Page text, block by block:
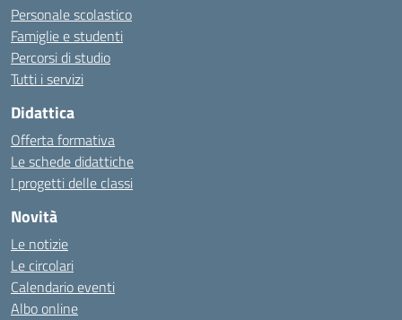
Personale scolastico
Famiglie e studenti
Percorsi di studio
Tutti i servizi
Didattica
Offerta formativa
Le schede didattiche
I progetti delle classi
Novità
Le notizie
Le circolari
Calendario eventi
Albo online